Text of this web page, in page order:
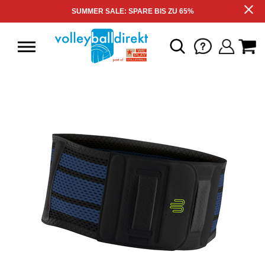
SUMMER SALE: SPARE BIS ZU 65%